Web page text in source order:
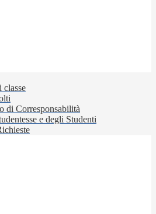
classe
di Corresponsabilità
e degli Studenti